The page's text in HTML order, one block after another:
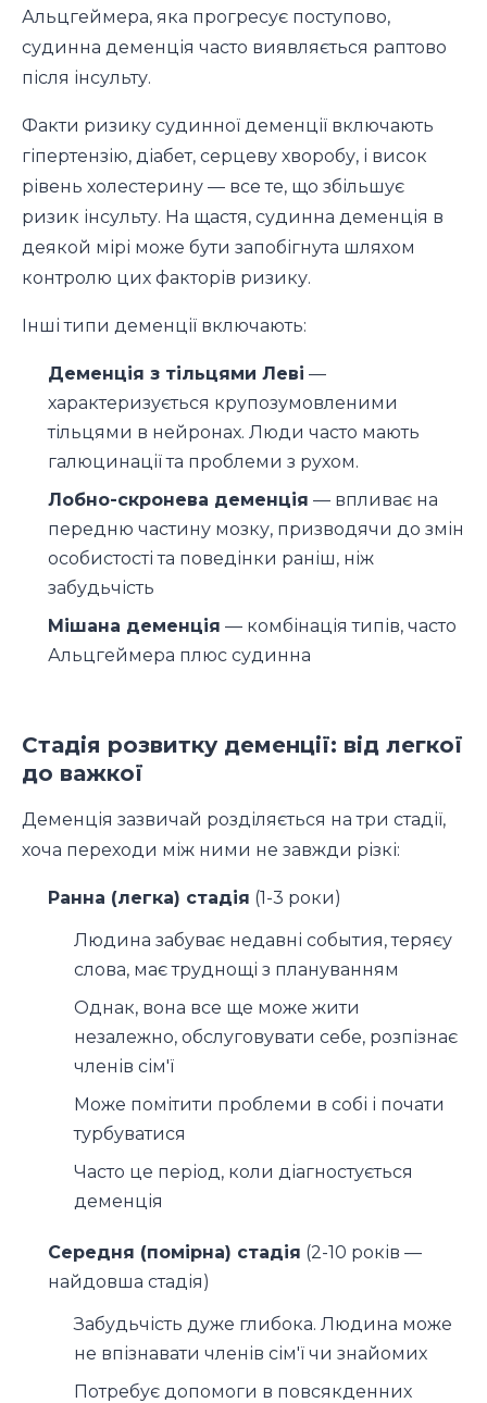
Альцгеймера, яка прогресує поступово,
судинна деменція часто виявляється раптово
після інсульту.
Факти ризику судинної деменції включають
гіпертензію, діабет, серцеву хворобу, і висок
рівень холестерину — все те, що збільшує
ризик інсульту. На щастя, судинна деменція в
деякой мірі може бути запобігнута шляхом
контролю цих факторів ризику.
Інші типи деменції включають:
Деменція з тільцями Леві —
характеризується крупозумовленими
тільцями в нейронах. Люди часто мають
галюцинації та проблеми з рухом.
Лобно-скронева деменція — впливає на
передню частину мозку, призводячи до змін
особистості та поведінки раніш, ніж
забудьчість
Мішана деменція — комбінація типів, часто
Альцгеймера плюс судинна
Стадія розвитку деменції: від легкої
до важкої
Деменція зазвичай розділяється на три стадії,
хоча переходи між ними не завжди різкі:
Ранна (легка) стадія (1-3 роки)
Людина забуває недавні события, теряєу
слова, має труднощі з плануванням
Однак, вона все ще може жити
незалежно, обслуговувати себе, розпізнає
членів сім'ї
Може помітити проблеми в собі і почати
турбуватися
Часто це період, коли діагностується
деменція
Середня (помірна) стадія (2-10 років —
найдовша стадія)
Забудьчість дуже глибока. Людина може
не впізнавати членів сім'ї чи знайомих
Потребує допомоги в повсякденних